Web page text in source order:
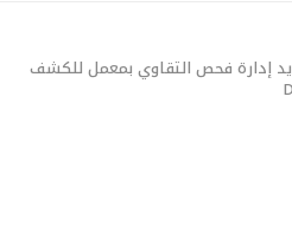
إدارة فحص التقاوي بمعمل للكشف